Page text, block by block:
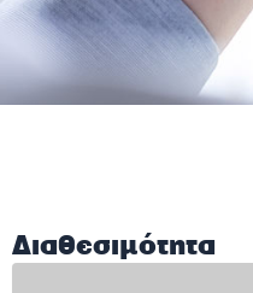
Διαθεσιμότητα